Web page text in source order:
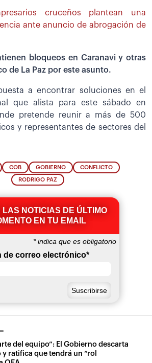
cruceños plantean una
ante anuncio de abrogación de
bloqueos en Caranavi y otras
de La Paz por este asunto.
a encontrar soluciones en el
que alista para este sábado en
pretende reunir a más de 500
y representantes de sectores del
COB GOBIERNO CONFLICTO
RODRIGO PAZ
LAS NOTICIAS DE ÚLTIMO
EN TU EMAIL
*indica que es obligatorio
de correo electrónico*
del equipo”: El Gobierno descarta
ratifica que tendrá un “rol